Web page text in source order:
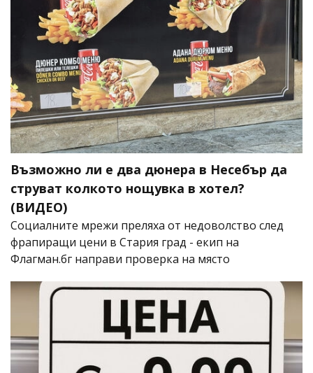
Възможно ли е два дюнера в Несебър да
струват колкото нощувка в хотел?
(ВИДЕО)
Социалните мрежи преляха от недоволство след
фрапиращи цени в Стария град - екип на
Флагман.бг направи проверка на място